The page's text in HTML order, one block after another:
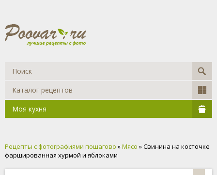
Каталог рецептов
Моя кухня
Рецепты с фотографиями пошагово »Мясо » Свинина на косточке
фаршированная хурмой и яблоками